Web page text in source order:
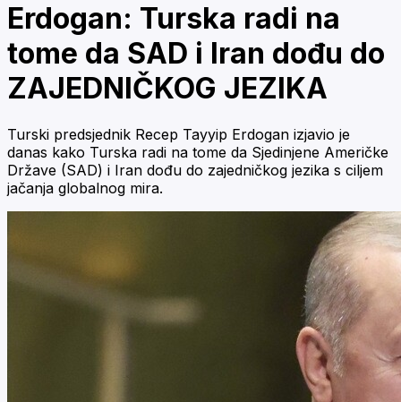
Erdogan: Turska radi na
tome da SAD i Iran dođu do
ZAJEDNIČKOG JEZIKA
Turski predsjednik Recep Tayyip Erdogan izjavio je
danas kako Turska radi na tome da Sjedinjene Američke
Države (SAD) i Iran dođu do zajedničkog jezika s ciljem
jačanja globalnog mira.